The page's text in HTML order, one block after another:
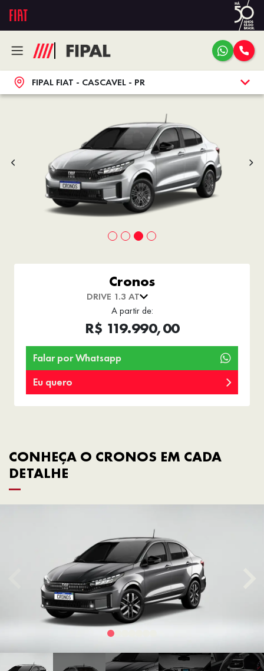
FIPAL FIAT - CASCAVEL - PR
Cronos
DRIVE 1.3 AT
A partir de:
R$ 119.990,00
Falar por Whatsapp
Eu quero
CONHEÇA O CRONOS EM CADA
DETALHE